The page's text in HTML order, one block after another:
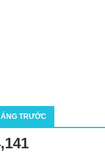
TRƯỚC